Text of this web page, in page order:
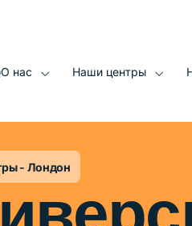
О нас Наши центры
- Лондон